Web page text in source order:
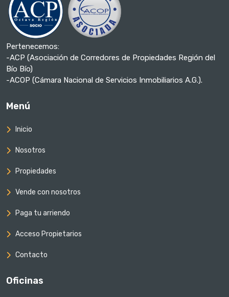
Pertenecemos:
-ACP (Asociación de Corredores de Propiedades Región del
Bío Bío)
-ACOP (Cámara Nacional de Servicios Inmobiliarios A.G.).
Menú
Inicio
Nosotros
Propiedades
Vende con nosotros
Paga tu arriendo
Acceso Propietarios
Contacto
Oficinas